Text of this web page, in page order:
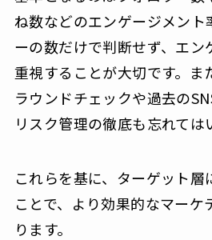
ね数などのエンゲージメント
ーの数だけで判断せず、エン
重視することが大切です。ま
ラウンドチェックや過去の
リスク管理の徹底も忘れては
これらを基に、ターゲット
ことで、より効果的なマーケ
ります。